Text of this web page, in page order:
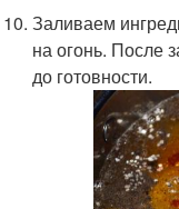
Заливаем
на огонь. После
до готовности.